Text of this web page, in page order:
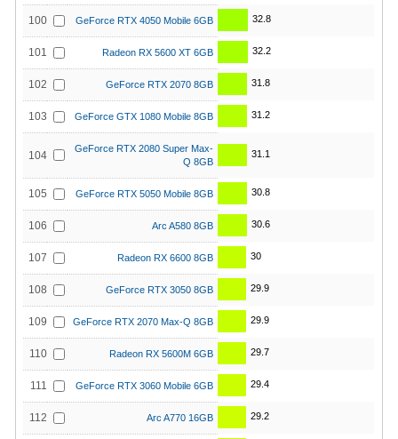
100 GeForce RTX 4050 Mobile 6GB 32.8
101 Radeon RX 5600 XT 6GB 32.2
102 GeForce RTX 2070 8GB 31.8
103 GeForce GTX 1080 Mobile 8GB 31.2
104
GeForce RTX 2080 Super Max-
Q 8GB
31.1
105 GeForce RTX 5050 Mobile 8GB 30.8
106 Arc A580 8GB 30.6
107 Radeon RX 6600 8GB 30
108 GeForce RTX 3050 8GB 29.9
109 GeForce RTX 2070 Max-Q 8GB 29.9
110 Radeon RX 5600M 6GB 29.7
111 GeForce RTX 3060 Mobile 6GB 29.4
112 Arc A770 16GB 29.2